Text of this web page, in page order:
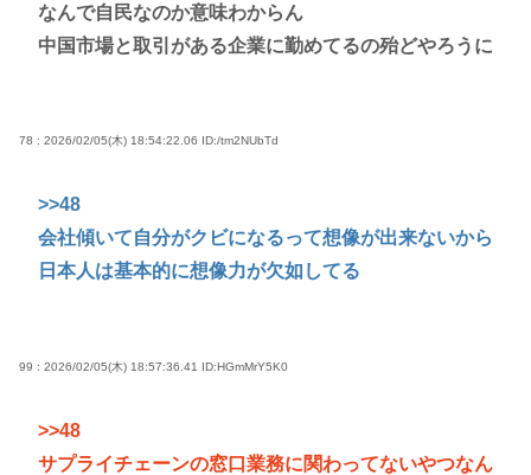
なんで自民なのか意味わからん
中国市場と取引がある企業に勤めてるの殆どやろうに
78 : 2026/02/05(木) 18:54:22.06 ID:/tm2NUbTd
>>48
会社傾いて自分がクビになるって想像が出来ないから
日本人は基本的に想像力が欠如してる
99 : 2026/02/05(木) 18:57:36.41 ID:HGmMrY5K0
>>48
サプライチェーンの窓口業務に関わってないやつなん